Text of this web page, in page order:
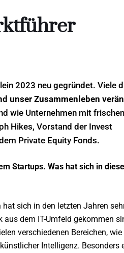
2023 neu gegründet. Viele
unser Zusammenleben
wie Unternehmen mit
Hikes, Vorstand der Invest
Private Equity Fonds.
Startups. Was hat sich in
sich in den letzten Jahren
dem IT-Umfeld gekommen
verschiedenen Bereichen, wie
Intelligenz. Besonders